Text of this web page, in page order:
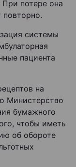
потере она
повторно.
системы
пациента
на
Министерство
бумажного
чтобы иметь
об обороте